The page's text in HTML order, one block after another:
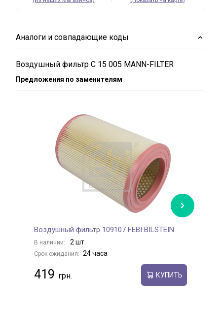
Аналоги и совпадающие коды
Воздушный фильтр C 15 005 MANN-FILTER
Предложения по заменителям
Воздушный фильтр 109107 FEBI BILSTEIN
В наличии: 2 шт.
Срок ожидания: 24 часа
419 КУПИТЬ